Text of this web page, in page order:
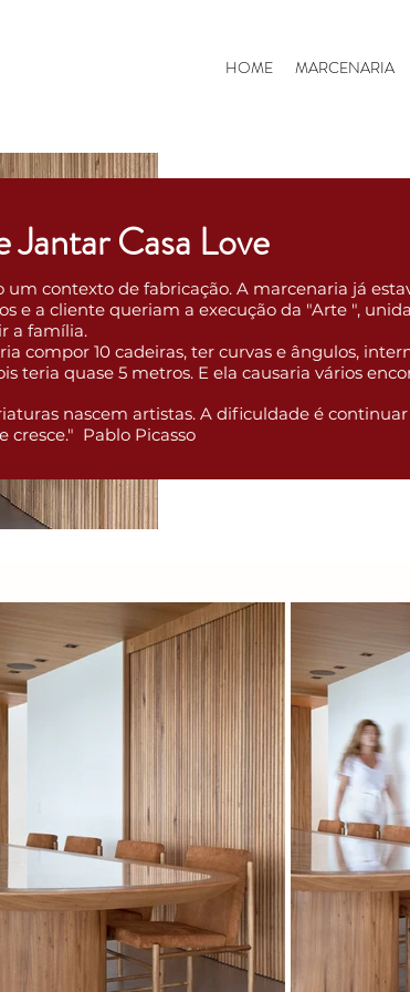
HOME MARCENARIA
Jantar Casa Love
um contexto de fabricação. A marcenaria já
e a cliente queriam a execução da "Arte ",
a família.
compor 10 cadeiras, ter curvas e ângulos,
teria quase 5 metros. E ela causaria vários
nascem artistas. A dificuldade é
cresce." Pablo Picasso